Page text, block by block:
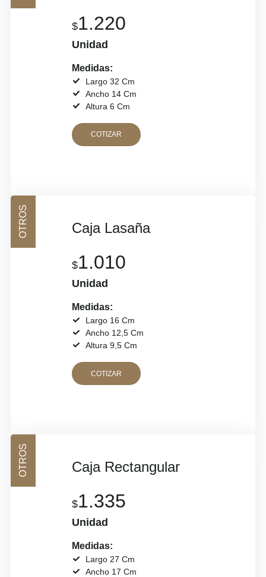
$1.220
Unidad
Medidas:
Largo 32 Cm
Ancho 14 Cm
Altura 6 Cm
COTIZAR
OTROS Caja Lasaña
$1.010
Unidad
Medidas:
Largo 16 Cm
Ancho 12,5 Cm
Altura 9,5 Cm
COTIZAR
OTROS Caja Rectangular
$1.335
Unidad
Medidas:
Largo 27 Cm
Ancho 17 Cm